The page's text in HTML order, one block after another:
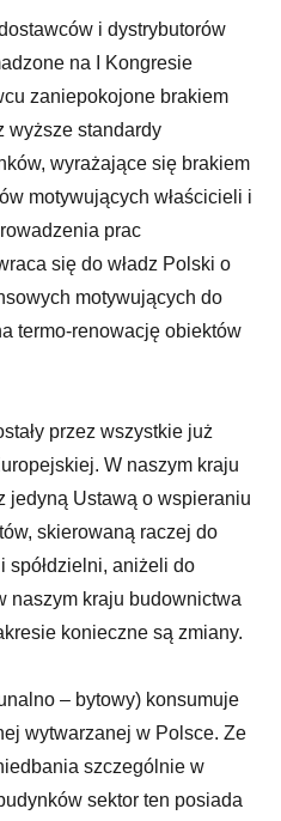
i dystrybutorów
na I Kongresie
zaniepokojone brakiem
wyższe standardy
wyrażające się brakiem
motywujących właścicieli i
prac
się do władz Polski o
motywujących do
termo-renowację obiektów
przez wszystkie już
W naszym kraju
jedyną Ustawą o wspieraniu
skierowaną raczej do
spółdzielni, aniżeli do
naszym kraju budownictwa
konieczne są zmiany.
– bytowy) konsumuje
wytwarzanej w Polsce. Ze
szczególnie w
sektor ten posiada